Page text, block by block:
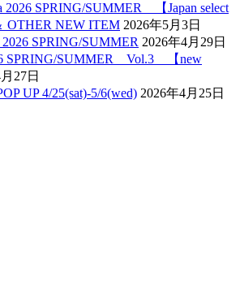
2026 SPRING/SUMMER 【Japan select
OTHER NEW ITEM 2026年5月3日
SPRING/SUMMER 2026年4月29日
SPRING/SUMMER Vol.3 【new
27日
UP 4/25(sat)-5/6(wed) 2026年4月25日